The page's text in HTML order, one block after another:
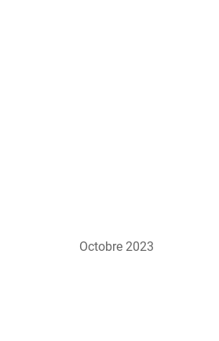
Octobre 2023